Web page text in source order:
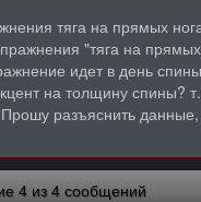
тяга на прямых
"тяга на
идет в день
на толщину спины?
разъяснить
4 из 4 сообщений